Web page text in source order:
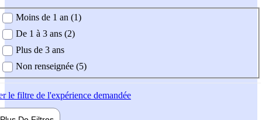
demandée
Moins de 1 an (1)
De 1 à 3 ans (2)
Plus de 3 ans
Non renseignée (5)
le filtre de l'expérience demandée